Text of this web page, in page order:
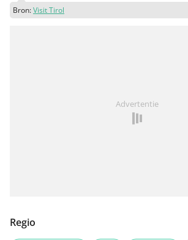
Bron:Visit Tirol
Advertentie
Regio